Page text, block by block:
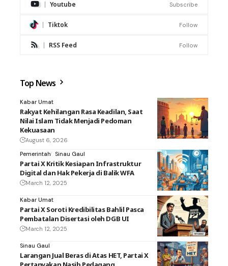
Youtube Subscribe
Tiktok Follow
RSS Feed Follow
Top News
Kabar Umat
Rakyat Kehilangan Rasa Keadilan, Saat
Nilai Islam Tidak Menjadi Pedoman
Kekuasaan
August 6, 2026
Pemerintah
Sinau Gaul
Partai X Kritik Kesiapan Infrastruktur
Digital dan Hak Pekerja di Balik WFA
March 12, 2025
Kabar Umat
Partai X Soroti Kredibilitas Bahlil Pasca
Pembatalan Disertasi oleh DGB UI
March 12, 2025
Sinau Gaul
Larangan Jual Beras di Atas HET, Partai X